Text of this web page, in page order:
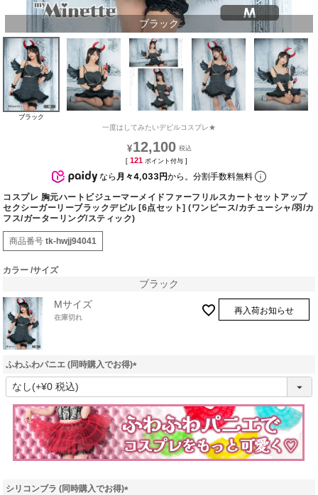
ブラック
ブラック
一度はしてみたいデビルコスプレ★
¥12,100
[ 121 ポイント付与 ]
なら 月々4,033円から。分割手数料無料
コスプレ 胸元ハートビジューマーメイドファーフリルスカートセットアップ
セクシーガーリーブラックデビル [6点セット] (ワンピース/カチューシャ/羽/カ
フス/ガーターリング/スティック)
商品番号 tk-hwjj94041
カラー サイズ
ブラック
Mサイズ
在庫切れ
再入荷お知らせ
ふわふわパニエ (同時購入でお得)
(
須
)
シリコンブラ (同時購入でお得)